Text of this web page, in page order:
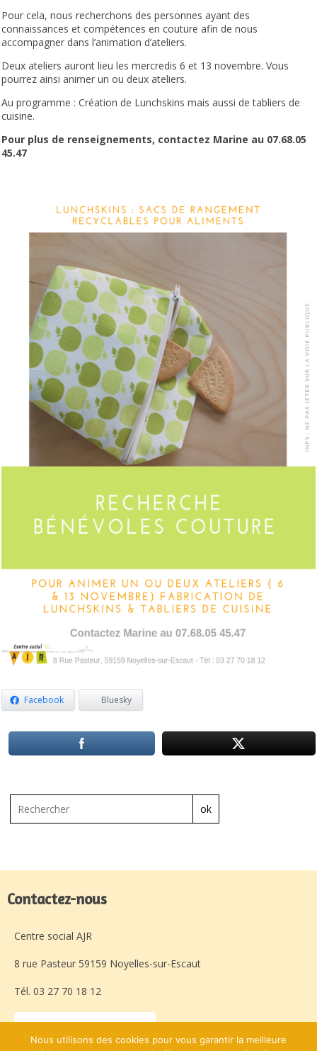
Pour cela, nous recherchons des personnes ayant des
connaissances et compétences en couture afin de nous
accompagner dans l’animation d’ateliers.
Deux ateliers auront lieu les mercredis 6 et 13 novembre. Vous
pourrez ainsi animer un ou deux ateliers.
Au programme : Création de Lunchskins mais aussi de tabliers de
cuisine.
Pour plus de renseignements, contactez Marine au 07.68.05
45.47
Facebook Bluesky
ok
Contactez-nous
Centre social AJR
8 rue Pasteur 59159 Noyelles-sur-Escaut
Tél. 03 27 70 18 12
Laissez-nous un message
Nous utilisons des cookies pour vous garantir la meilleure